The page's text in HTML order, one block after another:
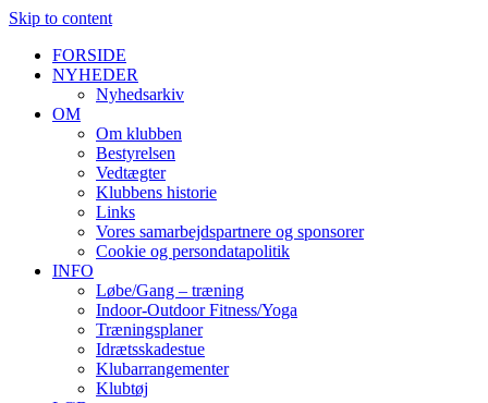
Skip to content
FORSIDE
NYHEDER
Nyhedsarkiv
OM
Om klubben
Bestyrelsen
Vedtægter
Klubbens historie
Links
Vores samarbejdspartnere og sponsorer
Cookie og persondatapolitik
INFO
Løbe/Gang – træning
Indoor-Outdoor Fitness/Yoga
Træningsplaner
Idrætsskadestue
Klubarrangementer
Klubtøj